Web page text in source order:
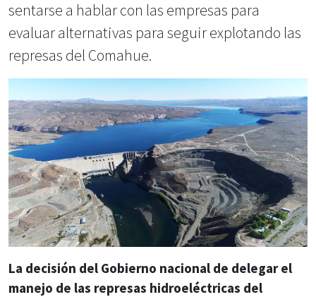
sentarse a hablar con las empresas para
evaluar alternativas para seguir explotando las
represas del Comahue.
La decisión del Gobierno nacional de delegar el
manejo de las represas hidroeléctricas del